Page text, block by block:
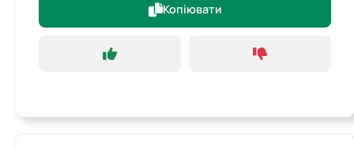
Копіювати